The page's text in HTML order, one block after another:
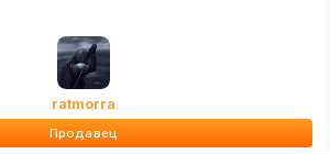
ratmorra
Продавец